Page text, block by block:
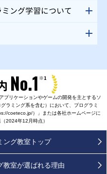
ング学習について
No.1 ※1
リケーションやゲームの開発を主とするソ
ラミング系を含む）において、プログラミ
coeteco.jp/）」または各社ホームページに
2024年12月時点）
ング教室トップ
教室が選ばれる理由